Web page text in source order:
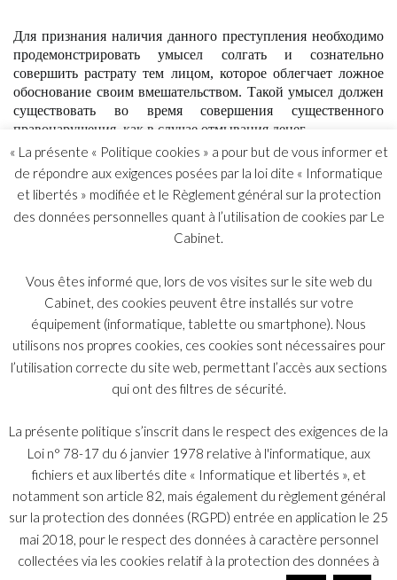
Для признания наличия данного преступления необходимо
продемонстрировать умысел солгать и сознательно
совершить растрату тем лицом, которое облегчает ложное
обоснование своим вмешательством. Такой умысел должен
существовать во время совершения существенного
правонарушения, как в случае отмывания денег.
Это также вопрос осознания преступной или незаконной
деятельности лица для которого совершается содействие в
ложном основании фиктивных ресурсов. Поэтому умысел в
данном случае необходим для демонстрации существования
преступления, состоящего в содействии ложного
совершению преступлений или правонарушений,
наказуемых по меньшей мере пятью годами тюремного
заключения.
Поэтому для определения такого преступления требуется
очень близкая связь между подозреваемыми лицам, что
мошеннической деятельности другого лица.
© 2026 Copyright Bélot Malan & Associés.
« La présente « Politique cookies » a pour but de vous informer et
de répondre aux exigences posées par la loi dite « Informatique
et libertés » modifiée et le Règlement général sur la protection
des données personnelles quant à l’utilisation de cookies par Le
Cabinet.
Vous êtes informé que, lors de vos visites sur le site web du
Cabinet, des cookies peuvent être installés sur votre
équipement (informatique, tablette ou smartphone). Nous
utilisons nos propres cookies, ces cookies sont nécessaires pour
l’utilisation correcte du site web, permettant l’accès aux sections
qui ont des filtres de sécurité.
La présente politique s’inscrit dans le respect des exigences de la
Loi n° 78-17 du 6 janvier 1978 relative à l'informatique, aux
fichiers et aux libertés dite « Informatique et libertés », et
notamment son article 82, mais également du règlement général
sur la protection des données (RGPD) entrée en application le 25
mai 2018, pour le respect des données à caractère personnel
collectées via les cookies relatif à la protection des données à